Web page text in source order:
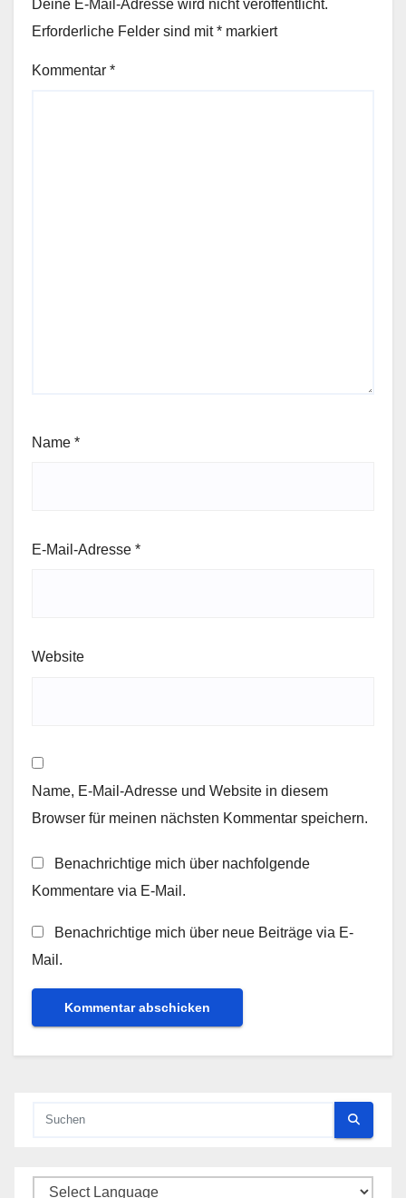
Deine E-Mail-Adresse wird nicht veröffentlicht.
Erforderliche Felder sind mit* markiert
Kommentar *
Name *
E-Mail-Adresse *
Website
Name, E-Mail-Adresse und Website in diesem
Browser für meinen nächsten Kommentar speichern.
Benachrichtige mich über nachfolgende
Kommentare via E-Mail.
Benachrichtige mich über neue Beiträge via E-
Mail.